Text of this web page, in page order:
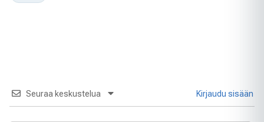
Seuraa keskustelua Kirjaudu sisään